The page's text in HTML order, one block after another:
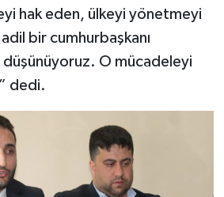
hak eden, ülkeyi yönetmeyi
bir cumhurbaşkanı
O mücadeleyi
dedi.